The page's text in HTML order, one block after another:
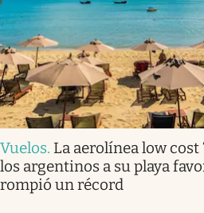
Vuelos. La aerolínea low cost
los argentinos a su playa
rompió un récord